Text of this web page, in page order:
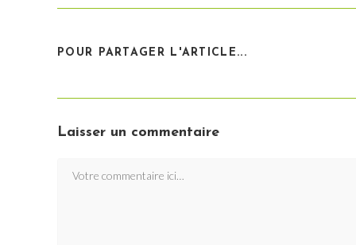
POUR PARTAGER L'ARTICLE...PARTAGER
Laisser un commentaire